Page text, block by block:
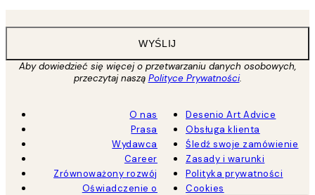
WYŚLIJ
Aby dowiedzieć się więcej o przetwarzaniu danych osobowych,
przeczytaj naszą Polityce Prywatności.
O nas
Prasa
Wydawca
Career
Zrównoważony rozwój
Oświadczenie o
Desenio Art Advice
Obsługa klienta
Śledź swoje zamówienie
Zasady i warunki
Polityka prywatności
Cookies